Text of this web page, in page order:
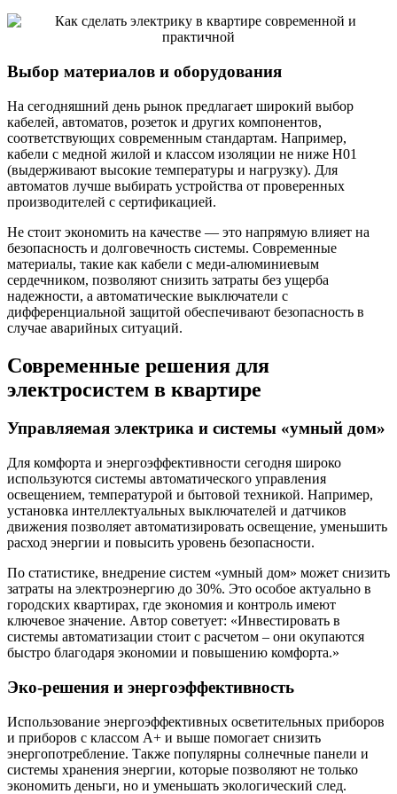
Выбор материалов и оборудования
На сегодняшний день рынок предлагает широкий выбор
кабелей, автоматов, розеток и других компонентов,
соответствующих современным стандартам. Например,
кабели с медной жилой и классом изоляции не ниже H01
(выдерживают высокие температуры и нагрузку). Для
автоматов лучше выбирать устройства от проверенных
производителей с сертификацией.
Не стоит экономить на качестве — это напрямую влияет на
безопасность и долговечность системы. Современные
материалы, такие как кабели с меди-алюминиевым
сердечником, позволяют снизить затраты без ущерба
надежности, а автоматические выключатели с
дифференциальной защитой обеспечивают безопасность в
случае аварийных ситуаций.
Современные решения для
электросистем в квартире
Управляемая электрика и системы «умный дом»
Для комфорта и энергоэффективности сегодня широко
используются системы автоматического управления
освещением, температурой и бытовой техникой. Например,
установка интеллектуальных выключателей и датчиков
движения позволяет автоматизировать освещение, уменьшить
расход энергии и повысить уровень безопасности.
По статистике, внедрение систем «умный дом» может снизить
затраты на электроэнергию до 30%. Это особое актуально в
городских квартирах, где экономия и контроль имеют
ключевое значение. Автор советует: «Инвестировать в
системы автоматизации стоит с расчетом – они окупаются
быстро благодаря экономии и повышению комфорта.»
Эко-решения и энергоэффективность
Использование энергоэффективных осветительных приборов
и приборов с классом A+ и выше помогает снизить
энергопотребление. Также популярны солнечные панели и
системы хранения энергии, которые позволяют не только
экономить деньги, но и уменьшать экологический след.